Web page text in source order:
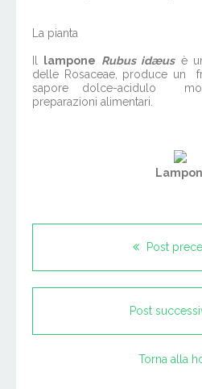
La pianta
Il lampone Rubus idæusè
delle Rosaceae, produce un
sapore dolce-acidulo
preparazioni alimentari.
Post
Post
Torna alla